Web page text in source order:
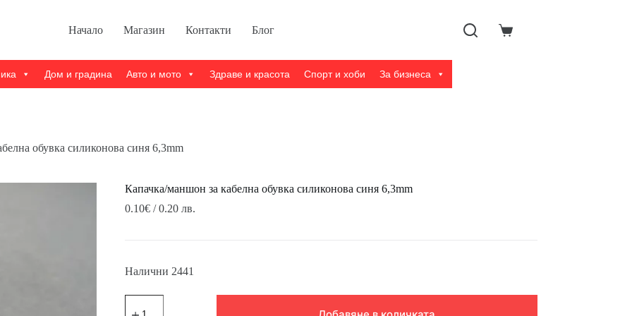
Начало Магазин Контакти Блог
Shopping
Дом и градина Авто и мото Здраве и красота Спорт и хоби За бизнеса
обувка силиконова синя 6,3mm
Капачка/маншон за кабелна обувка силиконова синя 6,3mm
0.10€/ 0.20 лв.
Налични 2441